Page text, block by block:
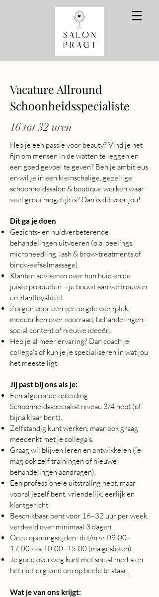
Vacature Allround
Schoonheidsspecialiste
16 tot 32 uren
Heb je een passie voor beauty? Vind je het
fijn om mensen in de watten te leggen en
een goed gevoel te geven? Ben je ambitieus
en wil je in een kleinschalige, gezellige
schoonheidssalon & boutique werken waar
veel groei mogelijk is? Dan is dit voor jou!
Dit ga je doen
Gezichts- en huidverbeterende
behandelingen uitvoeren (o.a. peelings,
microneedling, lash & brow-treatments of
bindweefselmassage).
Klanten adviseren over hun huid en de
juiste producten – je bouwt aan vertrouwen
en klantloyaliteit.
Zorgen voor een verzorgde werkplek,
meedenken over voorraad, behandelingen,
social content of nieuwe ideeën.
Heb je al meer ervaring? Dan coach je
collega’s of kun je je specialiseren in wat jou
het meeste ligt.
Jij past bij ons als je:
Een afgeronde opleiding
Schoonheidsspecialist niveau 3/4 hebt (of
bijna klaar bent).
Zelfstandig kunt werken, maar ook graag
meedenkt met je collega’s.
Graag wil blijven leren en ontwikkelen (je
mag ook zelf trainingen of nieuwe
behandelingen aandragen).
Een professionele uitstraling hebt, maar
vooral jezelf bent, vriendelijk, eerlijk en
klantgericht.
Beschikbaar bent voor 16–32 uur per week,
verdeeld over minimaal 3 dagen.
Onze openingstijden: di t/m vr 09:00–
17:00 · za 10:00–15:00 (ma gesloten).
Je goed overweg kunt met social media en
het niet erg vind om op beeld te staan.
Wat je van ons krijgt: